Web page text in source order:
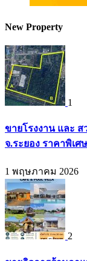
New Property
1
ขายโรงงาน และ
จ.ระยอง ราคาพิเศ
1 พฤษภาคม 2026
2